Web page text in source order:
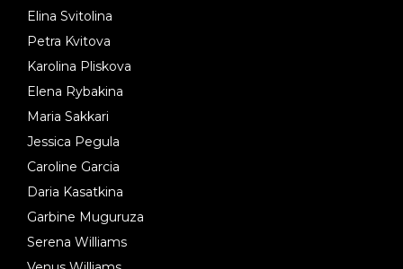
Elina Svitolina
Petra Kvitova
Karolina Pliskova
Elena Rybakina
Maria Sakkari
Jessica Pegula
Caroline Garcia
Daria Kasatkina
Garbine Muguruza
Serena Williams